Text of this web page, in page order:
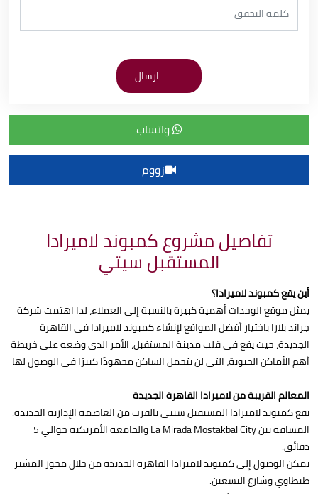
واتساب
زووم
تفاصيل مشروع كمبوند لاميرادا
المستقبل سيتي
أين يقع كمبوند لاميرادا؟
يمثل موقع الوحدات أهمية كبيرة بالنسبة إلى العملاء، لذا اهتمت شركة
جراند بلازا باختيار أفضل المواقع لإنشاء كمبوند لاميرادا في القاهرة
الجديدة، حيث يقع في قلب مدينة المستقبل، الأمر الذي وضعه على خريطة
أهم الأماكن الحيوية، التي لن يتحمل الساكن مجهودًا كبيرًا في الوصول لها
المعالم القريبة من لاميرادا القاهرة الجديدة
يقع كمبوند لاميرادا المستقبل سيتي بالقرب من العاصمة الإدارية الجديدة.
المسافة بين La Mirada Mostakbal City والجامعة الأمريكية حوالي 5
دقائق.
يمكن الوصول إلى كمبوند لاميرادا القاهرة الجديدة من خلال محور المشير
طنطاوي وشارع التسعين.